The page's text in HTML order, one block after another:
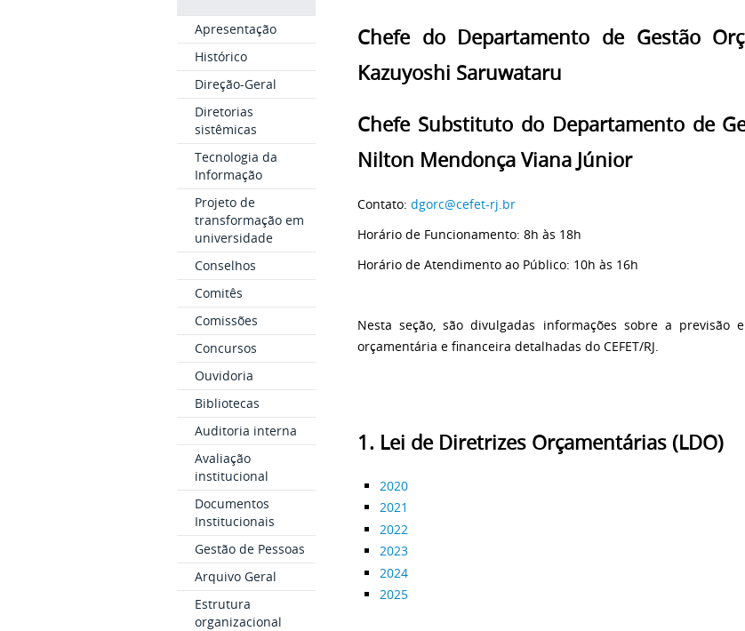
Apresentação
Histórico
Direção-Geral
Diretorias
sistêmicas
Tecnologia da
Informação
Projeto de
transformação em
universidade
Conselhos
Comitês
Comissões
Concursos
Ouvidoria
Bibliotecas
Auditoria interna
Avaliação
institucional
Documentos
Institucionais
Gestão de Pessoas
Arquivo Geral
Estrutura
organizacional
Chefe do Departamento de Gestão
Kazuyoshi Saruwataru
Chefe Substituto do Departamento de
Nilton Mendonça Viana Júnior
Contato: dgorc@cefet-rj.br
Horário de Funcionamento: 8h às 18h
Horário de Atendimento ao Público: 10h às 16h
Nesta seção, são divulgadas informações sobre a previsão
orçamentária e financeira detalhadas do CEFET/RJ.
1. Lei de Diretrizes Orçamentárias (LDO)
2020
2021
2022
2023
2024
2025